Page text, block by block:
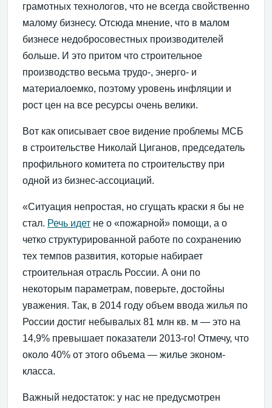
грамотных технологов, что не всегда свойственно
малому бизнесу. Отсюда мнение, что в малом
бизнесе недобросовестных производителей
больше. И это притом что строительное
производство весьма трудо-, энерго- и
материалоемко, поэтому уровень инфляции и
рост цен на все ресурсы очень велики.
Вот как описывает свое видение проблемы МСБ
в строительстве Николай Циганов, председатель
профильного комитета по строительству при
одной из бизнес-ассоциаций.
«Ситуация непростая, но сгущать краски я бы не
стал. Речь идет не о «пожарной» помощи, а о
четко структурированной работе по сохранению
тех темпов развития, которые набирает
строительная отрасль России. А они по
некоторым параметрам, поверьте, достойны
уважения. Так, в 2014 году объем ввода жилья по
России достиг небывалых 81 млн кв. м — это на
14,9% превышает показатели 2013-го! Отмечу, что
около 40% от этого объема — жилье эконом-
класса.
Важный недостаток: у нас не предусмотрен